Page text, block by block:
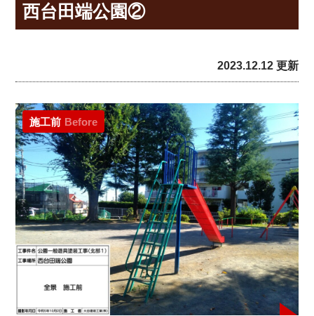
西台田端公園②
2023.12.12 更新
施工前 Before